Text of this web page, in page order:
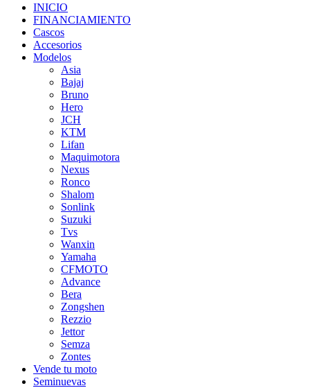
INICIO
FINANCIAMIENTO
Cascos
Accesorios
Modelos
Asia
Bajaj
Bruno
Hero
JCH
KTM
Lifan
Maquimotora
Nexus
Ronco
Shalom
Sonlink
Suzuki
Tvs
Wanxin
Yamaha
CFMOTO
Advance
Bera
Zongshen
Rezzio
Jettor
Semza
Zontes
Vende tu moto
Seminuevas